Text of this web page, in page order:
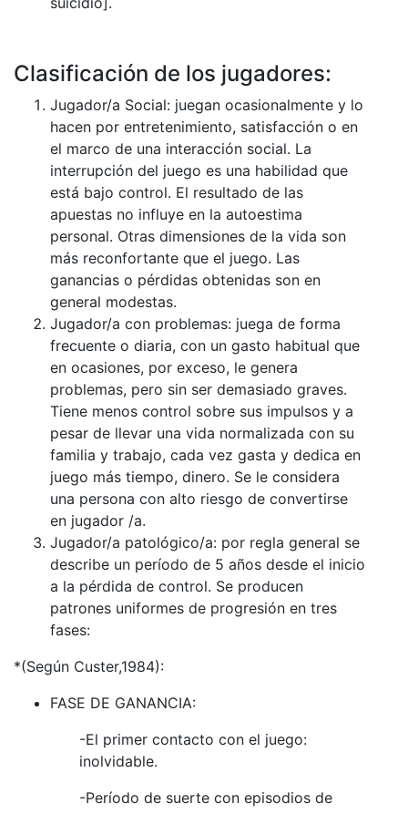
Clasificación de los jugadores:
Jugador/a Social: juegan ocasionalmente y lo
hacen por entretenimiento, satisfacción o en
el marco de una interacción social. La
interrupción del juego es una habilidad que
está bajo control. El resultado de las
apuestas no influye en la autoestima
personal. Otras dimensiones de la vida son
más reconfortante que el juego. Las
ganancias o pérdidas obtenidas son en
general modestas.
Jugador/a con problemas: juega de forma
frecuente o diaria, con un gasto habitual que
en ocasiones, por exceso, le genera
problemas, pero sin ser demasiado graves.
Tiene menos control sobre sus impulsos y a
pesar de llevar una vida normalizada con su
familia y trabajo, cada vez gasta y dedica en
juego más tiempo, dinero. Se le considera
una persona con alto riesgo de convertirse
en jugador /a.
Jugador/a patológico/a: por regla general se
describe un período de 5 años desde el inicio
a la pérdida de control. Se producen
patrones uniformes de progresión en tres
fases:
*(Según Custer,1984):
FASE DE GANANCIA:
-El primer contacto con el juego:
inolvidable.
-Período de suerte con episodios de